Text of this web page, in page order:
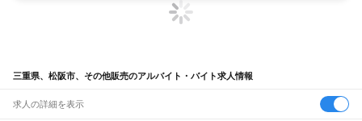
三重県、松阪市、その他販売のアルバイト・バイト求人情報
求人の詳細を表示